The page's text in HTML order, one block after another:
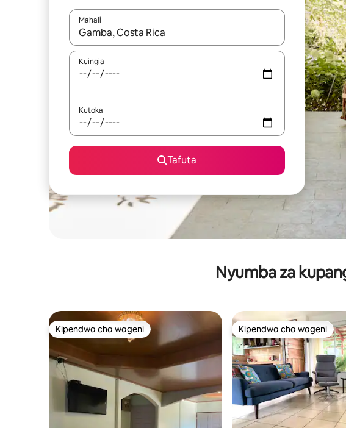
Mahali
Wakati matokeo yanapatikana, vinjari kwa kutumia vitufe vya
Kuingia
Kutoka
Tafuta
Nyumba za
Kipendwa cha wageni
Kipendwa cha wageni Kipendwa cha wageni
Kipendwa cha wageni